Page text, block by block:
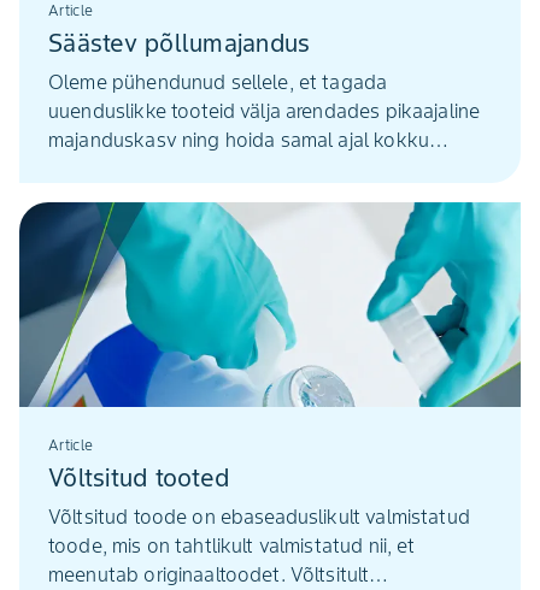
Article
Säästev põllumajandus
Oleme pühendunud sellele, et tagada
uuenduslikke tooteid välja arendades pikaajaline
majanduskasv ning hoida samal ajal kokku
ja aidata ülemaailmselt kaasa terve ja humaanse
ühiskonna ülal hoidmisele.
Article
Võltsitud tooted
Võltsitud toode on ebaseaduslikult valmistatud
toode, mis on tahtlikult valmistatud nii, et
meenutab originaaltoodet. Võltsitult